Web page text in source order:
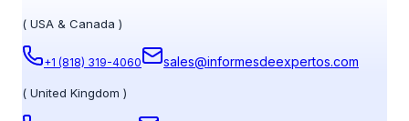
( USA & Canada )
+1 (818) 319-4060 sales@informesdeexpertos.com
( United Kingdom )